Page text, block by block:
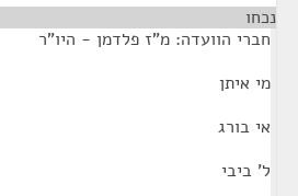
נכחו
חברי הוועדה: מ"ז פלדמן - היו"ר
מי איתן
אי בורג
ל' ביבי